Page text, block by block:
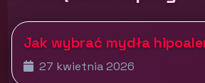
Jak wybrać mydła
27 kwietnia 2026